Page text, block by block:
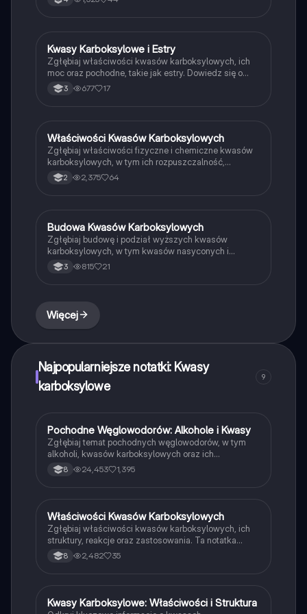
dekarboksylację, oraz reakcje z metalami i zasadami.
Chemia
Kwasy Karboksylowe i Estry
Zgłębiaj właściwości kwasów karboksylowych, ich
moc oraz pochodne, takie jak estry. Dowiedz się o
grupach funkcyjnych, procesach otrzymywania oraz
wpływie podstawników na siłę kwasów. Idealne dla
3 677 17
Biologia
Właściwości Kwasów Karboksylowych
Zgłębiaj właściwości fizyczne i chemiczne kwasów
karboksylowych, w tym ich rozpuszczalność,
temperaturę wrzenia, moc kwasową oraz procesy
dysocjacji i redukcji. Idealne dla studentów chemii,
2 2,375 64
Chemia
Budowa Kwasów Karboksylowych
Zgłębiaj budowę i podział wyższych kwasów
karboksylowych, w tym kwasów nasyconych i
nienasyconych. Dowiedz się, jak reagują z metalami,
tlenkami oraz zasadami. Idealne dla studentów
3 815 21
Więcej
Najpopularniejsze notatki: Kwasy
karboksylowe
9
Chemia
Pochodne Węglowodorów: Alkohole i Kwasy
Zgłębiaj temat pochodnych węglowodorów, w tym
alkoholi, kwasów karboksylowych oraz ich
właściwości. Dowiedz się o grupach funkcyjnych,
szeregach homologicznych oraz reakcjach
chemii. Typ: Podsumowanie.
8 24,453 1,395
Chemia
Właściwości Kwasów Karboksylowych
Zgłębiaj właściwości kwasów karboksylowych, ich
struktury, reakcje oraz zastosowania. Ta notatka
obejmuje klasyfikację kwasów, ich dysocjację, oraz
różnice między kwasami nasyconymi i
8 2,482 35
Chemia
Kwasy Karboksylowe: Właściwości i Struktura